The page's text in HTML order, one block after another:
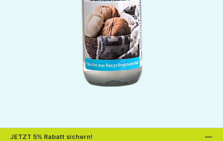
JETZT 5% Rabatt sichern!